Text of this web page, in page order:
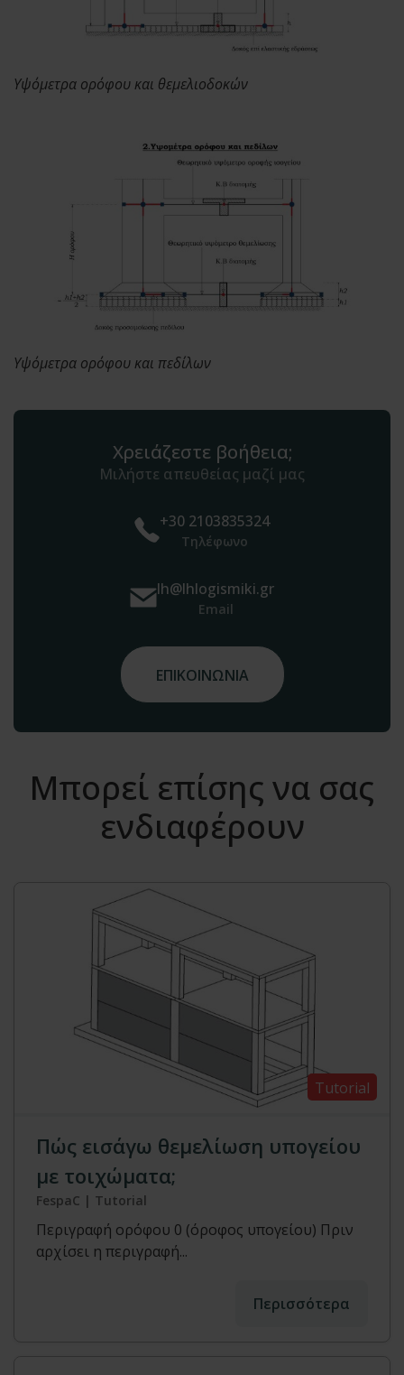
Υψόμετρα ορόφου και θεμελιοδοκών
Υψόμετρα ορόφου και πεδίλων
Χρειάζεστε βοήθεια;
Μιλήστε απευθείας μαζί μας
+30 2103835324
Τηλέφωνο
lh@lhlogismiki.gr
Email
ΕΠΙΚΟΙΝΩΝΙΑ
Μπορεί επίσης να σας
ενδιαφέρουν
Tutorial
Πώς εισάγω θεμελίωση υπογείου
με τοιχώματα;
FespaC | Tutorial
Περιγραφή ορόφου 0 (όροφος υπογείου) Πριν
αρχίσει η περιγραφή...
Περισσότερα